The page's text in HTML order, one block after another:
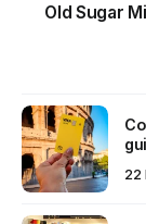
Old Sugar
22